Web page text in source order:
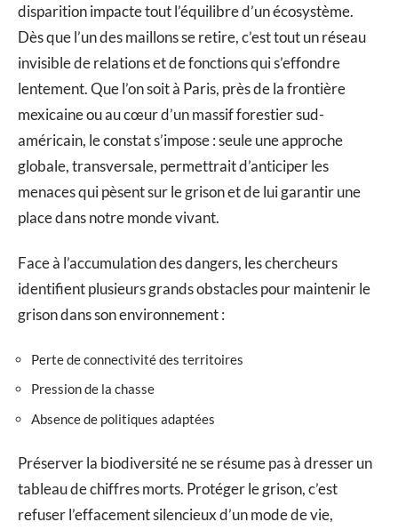
disparition impacte tout l’équilibre d’un écosystème.
Dès que l’un des maillons se retire, c’est tout un réseau
invisible de relations et de fonctions qui s’effondre
lentement. Que l’on soit à Paris, près de la frontière
mexicaine ou au cœur d’un massif forestier sud-
américain, le constat s’impose : seule une approche
globale, transversale, permettrait d’anticiper les
menaces qui pèsent sur le grison et de lui garantir une
place dans notre monde vivant.
Face à l’accumulation des dangers, les chercheurs
identifient plusieurs grands obstacles pour maintenir le
grison dans son environnement :
Perte de connectivité des territoires
Pression de la chasse
Absence de politiques adaptées
Préserver la biodiversité ne se résume pas à dresser un
tableau de chiffres morts. Protéger le grison, c’est
refuser l’effacement silencieux d’un mode de vie,